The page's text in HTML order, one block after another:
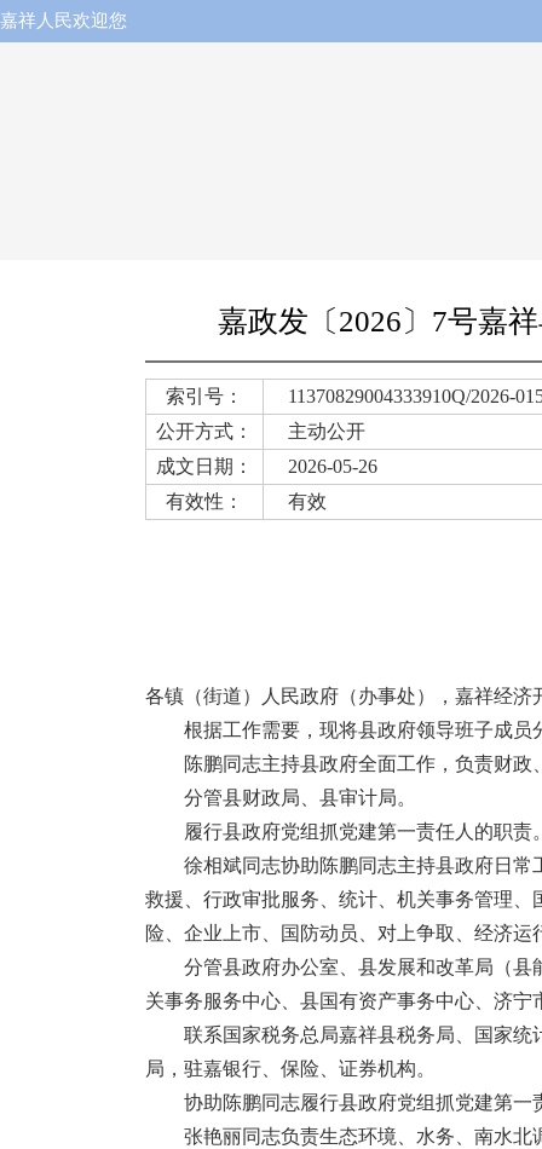
嘉祥人民欢迎您
嘉政发〔2026〕7号嘉
索引号：
11370829004333910Q/2026-
公开方式：
主动公开
成文日期：
2026-05-26
有效性：
有效
各镇（街道）人民政府（办事处），嘉祥经济
根据工作需要，现将县政府领导班子成员
陈鹏同志主持县政府全面工作，负责财政
分管县财政局、县审计局。
履行县政府党组抓党建第一责任人的职责
徐相斌同志协助陈鹏同志主持县政府日
救援、行政审批服务、统计、机关事务管理
险、企业上市、国防动员、对上争取、经济
分管县政府办公室、县发展和改革局（
关事务服务中心、县国有资产事务中心、济
联系国家税务总局嘉祥县税务局、国家
局，驻嘉银行、保险、证券机构。
协助陈鹏同志履行县政府党组抓党建第
张艳丽同志负责生态环境、水务、南水